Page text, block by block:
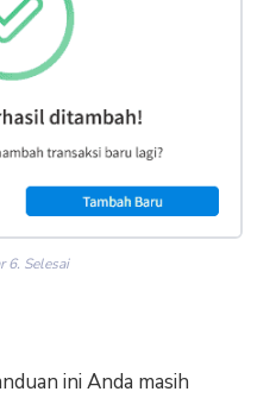
6. Selesai
ini Anda masih